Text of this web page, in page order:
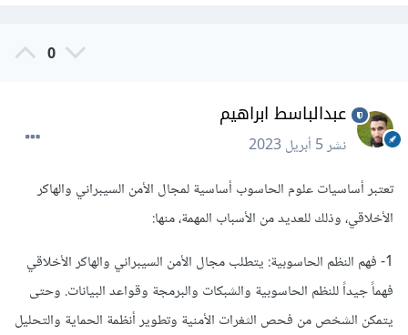
0
عبدالباسط ابراهيم
نشر5 أبريل 2023
تعتبر أساسيات علوم الحاسوب أساسية لمجال الأمن السيبراني والهاكر
الأخلاقي، وذلك للعديد من الأسباب المهمة، منها:
1- فهم النظم الحاسوبية: يتطلب مجال الأمن السيبراني والهاكر الأخلاقي
فهماً جيداً للنظم الحاسوبية والشبكات والبرمجة وقواعد البيانات. وحتى
يتمكن الشخص من فحص الثغرات الأمنية وتطوير أنظمة الحماية والتحليل